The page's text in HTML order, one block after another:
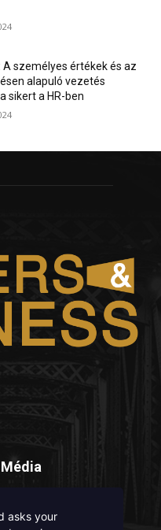
A személyes értékek és az
alapuló vezetés
sikert a HR-ben
asks your